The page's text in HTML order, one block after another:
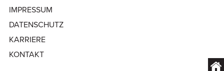
IMPRESSUM
DATENSCHUTZ
KARRIERE
KONTAKT